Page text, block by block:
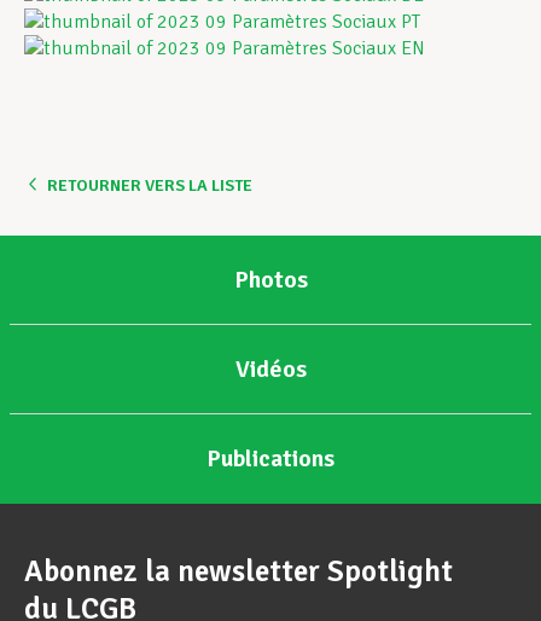
RETOURNER VERS LA LISTE
Photos
Vidéos
Publications
Abonnez la newsletter Spotlight
du LCGB